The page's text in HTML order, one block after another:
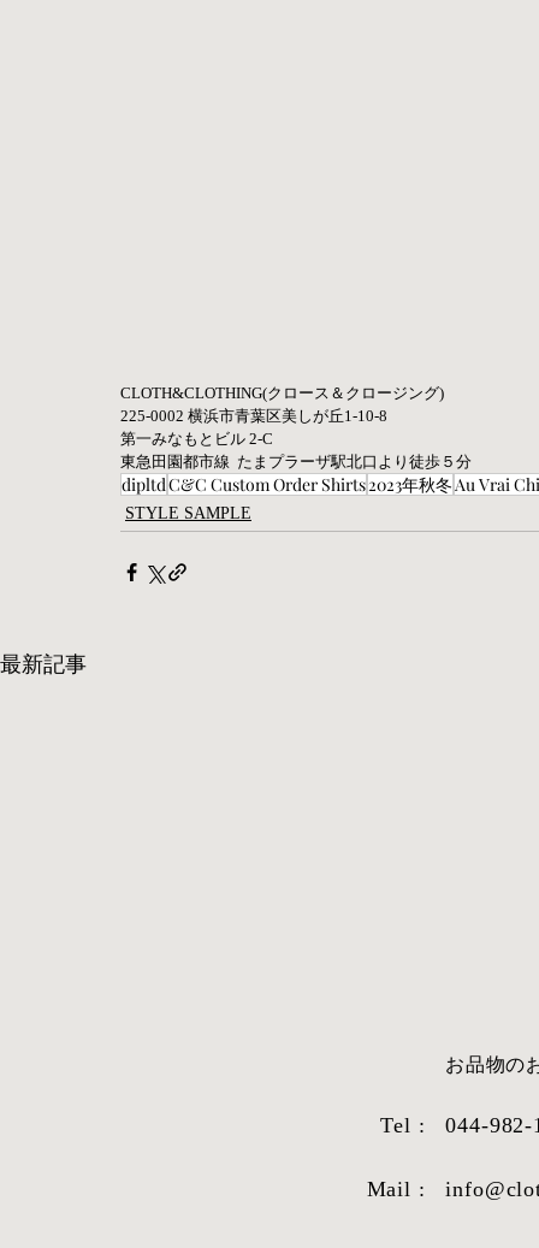
CLOTH&CLOTHING(クロース＆クロージング)
225-0002 横浜市青葉区美しが丘1-10-8
第一みなもとビル 2-C
東急田園都市線  たまプラーザ駅北口より徒歩５分
dipltdC&C Custom Order Shirts2023年秋冬Au Vrai
STYLE SAMPLE
最新記事
お品物の
Tel : 044-982-
Mail :